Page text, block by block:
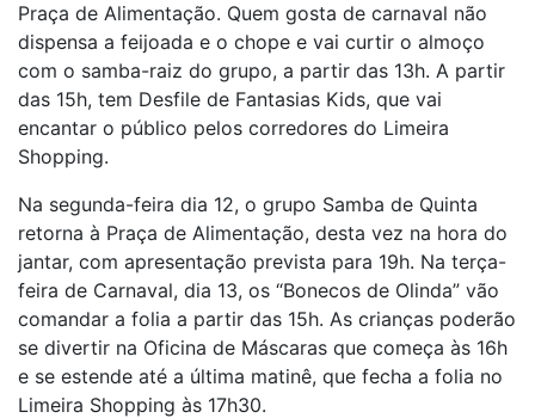
Praça de Alimentação. Quem gosta de carnaval não
dispensa a feijoada e o chope e vai curtir o almoço
com o samba-raiz do grupo, a partir das 13h. A partir
das 15h, tem Desfile de Fantasias Kids, que vai
encantar o público pelos corredores do Limeira
Shopping.
Na segunda-feira dia 12, o grupo Samba de Quinta
retorna à Praça de Alimentação, desta vez na hora do
jantar, com apresentação prevista para 19h. Na terça-
feira de Carnaval, dia 13, os “Bonecos de Olinda” vão
comandar a folia a partir das 15h. As crianças poderão
se divertir na Oficina de Máscaras que começa às 16h
e se estende até a última matinê, que fecha a folia no
Limeira Shopping às 17h30.